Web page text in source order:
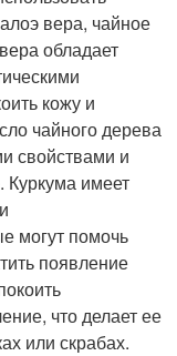
вера, чайное
обладает
кожу и
чайного дерева
свойствами и
Куркума имеет
могут помочь
появление
что делает ее
или скрабах.